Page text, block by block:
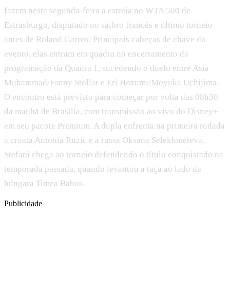
fazem nesta segunda-feira a estreia no WTA 500 de
Estrasburgo, disputado no saibro francês e último torneio
antes de Roland Garros. Principais cabeças de chave do
evento, elas entram em quadra no encerramento da
programação da Quadra 1, sucedendo o duelo entre Asia
Muhammad/Fanny Stollar e Eri Hozumi/Moyuka Uchijima.
O encontro está previsto para começar por volta das 08h30
da manhã de Brasília, com transmissão ao vivo do Disney+
em seu pacote Premium. A dupla enfrenta na primeira rodada
a croata Antonia Ruzic e a russa Oksana Selekhmeteva.
Stefani chega ao torneio defendendo o título conquistado na
temporada passada, quando levantou a taça ao lado da
húngara Timea Babos.
Publicidade